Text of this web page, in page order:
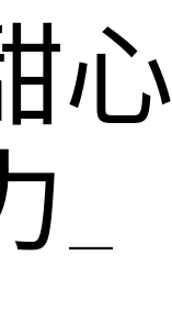
心
_